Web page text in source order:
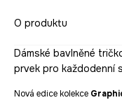
O produktu
Dámské bavlněné
prvek pro každodenní
Nová edice kolekce